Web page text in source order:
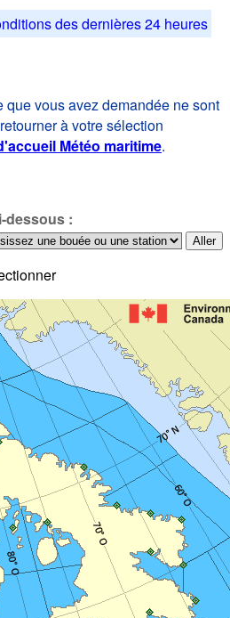
des dernières 24 heures
que vous avez demandée ne sont
à votre sélection
Météo maritime.
dessous :